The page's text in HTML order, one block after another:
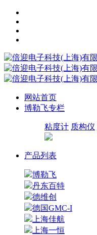
网站首页
博勒飞专栏
粘度计 质构仪
产品列表
博勒飞
丹东百特
德维创
德国GMC-I
上海佳航
上海一恒